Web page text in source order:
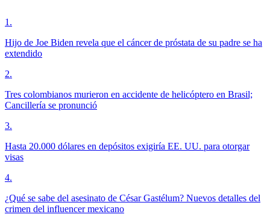
1 .
Hijo de Joe Biden revela que el cáncer de próstata de su padre se ha
extendido
2.
Tres colombianos murieron en accidente de helicóptero en Brasil;
Cancillería se pronunció
3.
Hasta 20.000 dólares en depósitos exigiría EE. UU. para otorgar
visas
4.
¿Qué se sabe del asesinato de César Gastélum? Nuevos detalles del
crimen del influencer mexicano